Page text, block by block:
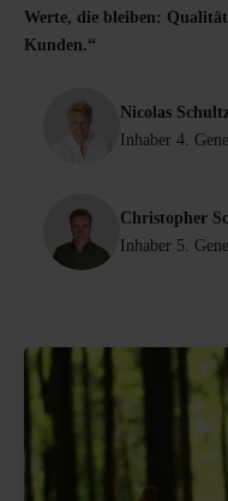
Werte, die bleiben:
Kunden.“
Nicolas
Inhaber 4.
Christopher
Inhaber 5.